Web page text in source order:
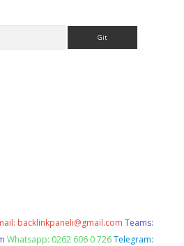
backlinkpaneli@gmail.com Teams:
Whatsapp: 0262 606 0 726 Telegram: